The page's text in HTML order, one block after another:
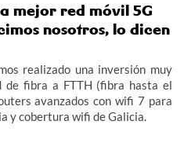
mejor red móvil 5G
nosotros, lo dicen
realizado una inversión muy
de fibra a FTTH (fibra hasta el
avanzados con wifi 7 para
y cobertura wifi de Galicia.